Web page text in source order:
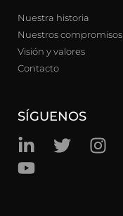
Nuestra historia
Nuestros compromisos
Visión y valores
Contacto
SÍGUENOS